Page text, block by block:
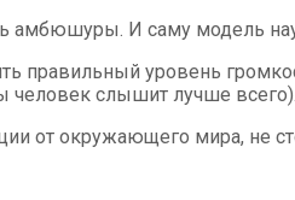
амбюшуры. И саму модель
правильный уровень
человек слышит лучше всего).
от окружающего мира, не